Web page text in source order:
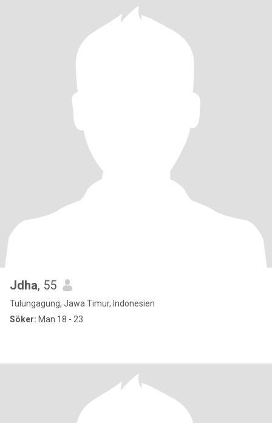
Jdha, 55
Tulungagung, Jawa Timur, Indonesien
Söker: Man 18 - 23